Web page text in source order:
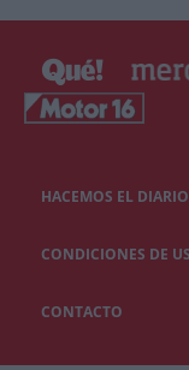
HACEMOS EL
CONDICIONES DE
CONTACTO